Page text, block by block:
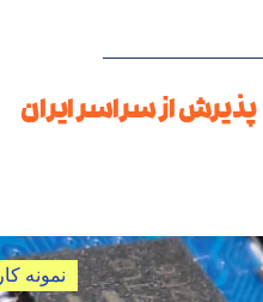
پذیرش از سراسر ایران
نمونه کار